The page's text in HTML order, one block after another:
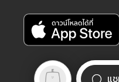
แ